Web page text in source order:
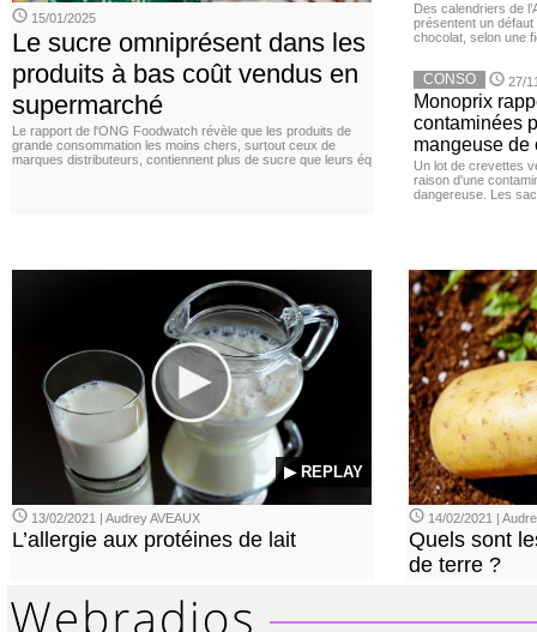
15/01/2025
Le sucre omniprésent dans les
produits à bas coût vendus en
supermarché
Le rapport de l'ONG Foodwatch révèle que les produits de
grande consommation les moins chers, surtout ceux de
marques distributeurs, contiennent plus de sucre que leurs éq
Des calendriers de
présentent un défaut
chocolat, selon une
CONSO 27/
Monoprix
contaminées
mangeuse de
Un lot de crevettes
raison d'une
dangereuse. Les
▶ REPLAY
13/02/2021 | Audrey AVEAUX
L’allergie aux protéines de lait
14/02/2021 |
Quels sont
de terre ?